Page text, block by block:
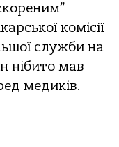
комісії
служби на
нібито мав
медиків.